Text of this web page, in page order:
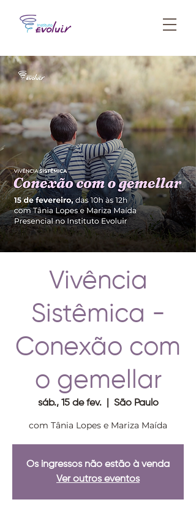
Vivência
Sistêmica -
Conexão com
o gemellar
sáb., 15 de fev.
  |
São Paulo
com Tânia Lopes e Mariza Maída
Os ingressos não estão à venda
Ver outros eventos